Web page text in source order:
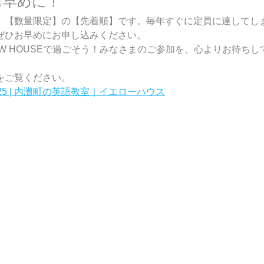
【数量限定】の【先着順】です。毎年すぐに定員に達してし
お早めにお申し込みください。
HOUSEで過ごそう！みなさまのご参加を、心よりお待ち
覧ください。
| 内灘町の英語教室｜イエローハウス